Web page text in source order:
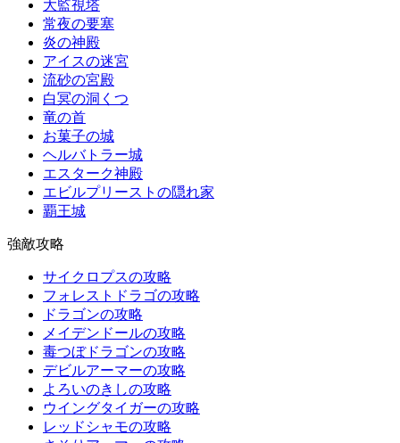
大監視塔
常夜の要塞
炎の神殿
アイスの迷宮
流砂の宮殿
白冥の洞くつ
竜の首
お菓子の城
ヘルバトラー城
エスターク神殿
エビルプリーストの隠れ家
覇王城
強敵攻略
サイクロプスの攻略
フォレストドラゴの攻略
ドラゴンの攻略
メイデンドールの攻略
毒つぼドラゴンの攻略
デビルアーマーの攻略
よろいのきしの攻略
ウイングタイガーの攻略
レッドシャモの攻略